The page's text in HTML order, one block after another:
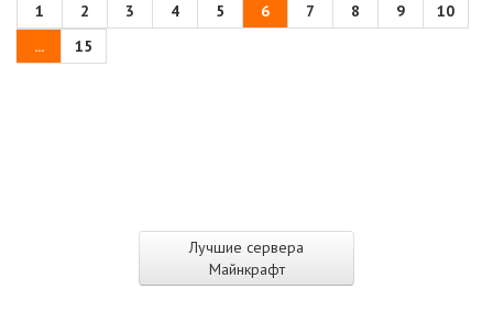
Лучшие сервера
Майнкрафт
1 2 3 4 5 6 7 8 9
10
...
15